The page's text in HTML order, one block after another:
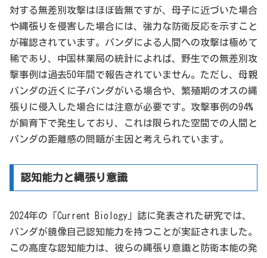
対する無差別攻撃はほぼ皆無ですが、母子に近づいた場合
や縄張りを侵害した場合には、強力な防衛反応を示すこと
が確認されています。パンダによる人間への攻撃は極めて
稀であり、中国林業局の統計によれば、野生での無差別攻
撃事例は過去50年間で報告されていません。ただし、母親
パンダの近くに子パンダがいる場合や、繁殖期のオスの縄
張りに侵入した場合には注意が必要です。攻撃事例の94%
が飼育下で発生しており、これは限られた空間での人間と
パンダの距離感の問題が主因と考えられています。
認知能力と縄張り意識
2024年の「Current Biology」誌に発表された研究では、
パンダが鏡像自己認知能力を持つことが実証されました。
この高度な認知能力は、彼らの縄張り意識と防衛本能の発